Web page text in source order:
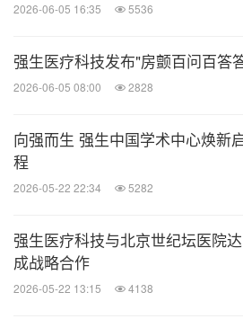
2026-06-05 16:35 5536
强生医疗科技发布"房颤百问百答
2026-06-05 08:00 2828
向强而生 强生中国学术中心焕新
程
2026-05-22 22:34 5282
强生医疗科技与北京世纪坛医院达
成战略合作
2026-05-22 13:15 4138